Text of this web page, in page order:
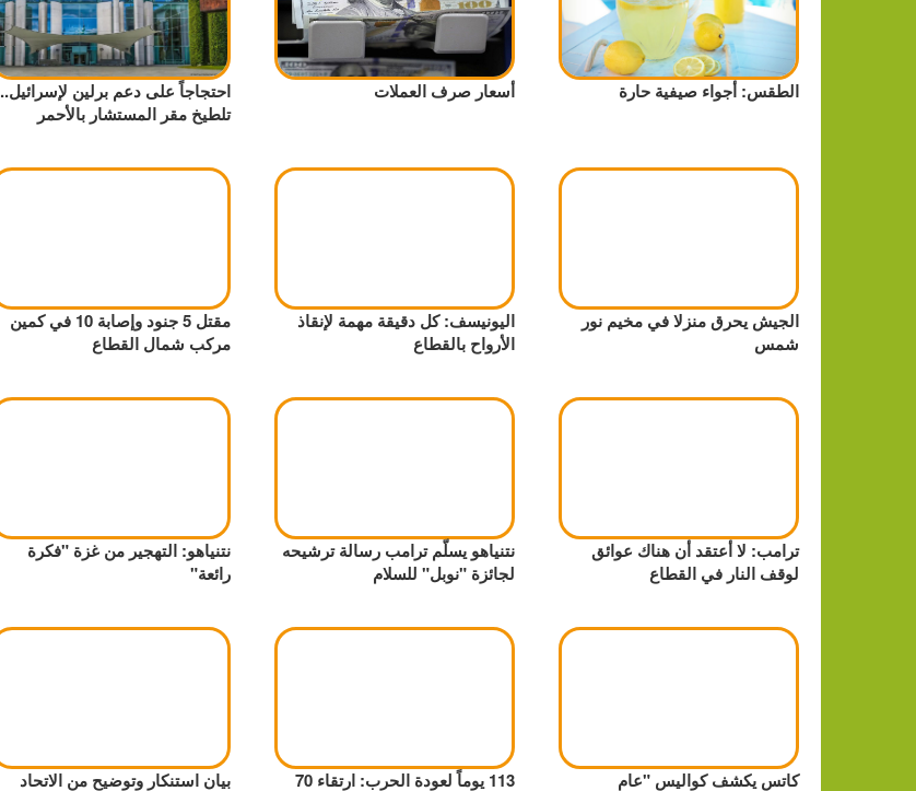
الطقس: أجواء صيفية حارة أسعار صرف العملات
احتجاجاً على دعم برلين لإسرائيل..
تلطيخ مقر المستشار بالأحمر
الجيش يحرق منزلا في مخيم نور
شمس
اليونيسف: كل دقيقة مهمة لإنقاذ
الأرواح بالقطاع
مقتل 5 جنود وإصابة 10 في كمين
مركب شمال القطاع
ترامب: لا أعتقد أن هناك عوائق
لوقف النار في القطاع
نتنياهو يسلّم ترامب رسالة ترشيحه
لجائزة "نوبل" للسلام
نتنياهو: التهجير من غزة "فكرة
رائعة"
كاتس يكشف كواليس "عام
113 يوماً لعودة الحرب: ارتقاء 70
بيان استنكار وتوضيح من الاتحاد